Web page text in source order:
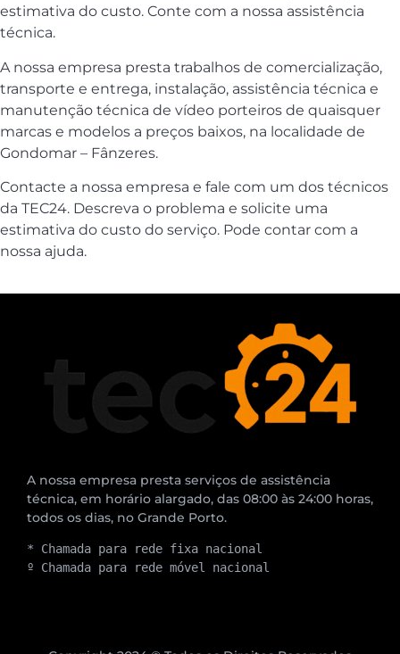
estimativa do custo. Conte com a nossa assistência
técnica.
A nossa empresa presta trabalhos de comercialização,
transporte e entrega, instalação, assistência técnica e
manutenção técnica de vídeo porteiros de quaisquer
marcas e modelos a preços baixos, na localidade de
Gondomar – Fânzeres.
Contacte a nossa empresa e fale com um dos técnicos
da TEC24. Descreva o problema e solicite uma
estimativa do custo do serviço. Pode contar com a
nossa ajuda.
A nossa empresa presta serviços de assistência
técnica, em horário alargado, das 08:00 às 24:00 horas,
todos os dias, no Grande Porto.
* Chamada para rede fixa nacional
º Chamada para rede móvel nacional